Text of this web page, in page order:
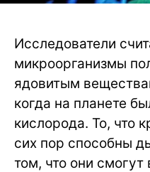
Исследователи
микроорганизмы
ядовитым
когда на планете
кислорода. То, что
сих пор способны
том, что они